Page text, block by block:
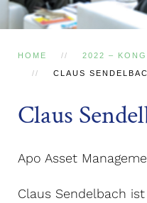
HOME 2022 –
CLAUS
Claus
Apo Asset
Claus Sendelbach